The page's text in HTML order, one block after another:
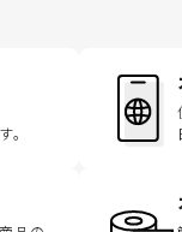
。